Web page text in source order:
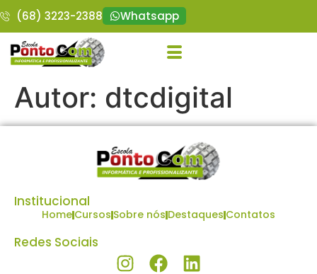
(68) 3223-2388 Whatsapp
Autor: dtcdigital
Institucional
Home Cursos Sobre nós Destaques Contatos
Redes Sociais